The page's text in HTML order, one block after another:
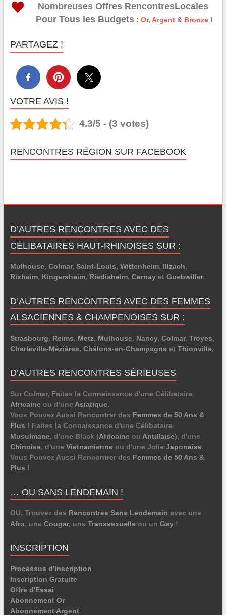
Nombreuses Offres RencontresLocales
Pour Tous les Budgets: Or, Argent& Bronze!
PARTAGEZ !
VOTRE AVIS !
4.3/5 - (3 votes)
RENCONTRES RÉGION SUR FACEBOOK
D’AUTRES RENCONTRES AVEC DES
CÉLIBATAIRES HAUT-RHINOISES SUR :
Mulhouse, Colmar, Saint-Louis, Wittenheim, Illzach,
Rixheim, Kingersheim, Riedisheim, Cernayet Guebwiller.
D’AUTRES RENCONTRES AVEC DES FEMMES
ALSACIENNES & CHAMPENOISES SUR :
Strasbourg, Reims, Metz, Mulhouse, Nancy, Colmar, Troyes,
Charleville-Mézières, Châlons-en-Champagne et Thionville.
D’AUTRES RENCONTRES SÉRIEUSES
Sur Colmar, Faites la Connaissance d'une Célibataire
Africaine ou d'une Asiatique.
Vous Pouvez Aussi Rencontrer des Femmes de 50 Ans &
Plus ! Faites la Connaissance d'une Célibataire
Musulmane, d'une Black (Africaine ou Antillaise), d'une
Chinoise, d'une Vietnamienne ou d'une Jolie Japonaise.
Vous Pouvez Aussi Rencontrer des Femmes de 50 Ans &
Plus !
… OU SANS LENDEMAIN !
OU, Trouvez des Rencontres Sans Lendemain avec une
Afro, une Cougar, une Transsexuelle ou un Gay!
INSCRIPTION
Processus d'Inscription
Inscription Gratuite
Offre d'Essai
Abonnement Or
Abonnement Argent